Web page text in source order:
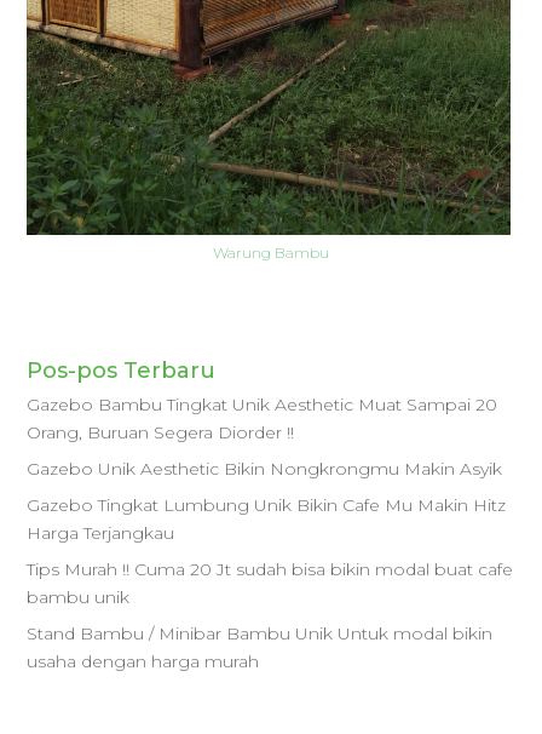
Warung Bambu
Pos-pos Terbaru
Gazebo Bambu Tingkat Unik Aesthetic Muat Sampai 20
Orang, Buruan Segera Diorder !!
Gazebo Unik Aesthetic Bikin Nongkrongmu Makin Asyik
Gazebo Tingkat Lumbung Unik Bikin Cafe Mu Makin Hitz
Harga Terjangkau
Tips Murah !! Cuma 20 Jt sudah bisa bikin modal buat cafe
bambu unik
Stand Bambu / Minibar Bambu Unik Untuk modal bikin
usaha dengan harga murah